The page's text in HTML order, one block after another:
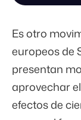
Es otro
europeos de
presentan
aprovechar
efectos de